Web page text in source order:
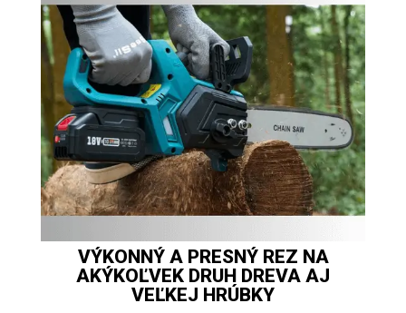
VÝKONNÝ A PRESNÝ REZ NA
AKÝKOĽVEK DRUH DREVA AJ
VEĽKEJ HRÚBKY